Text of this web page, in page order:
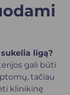
ligą?
gali būti
tačiau
klinikinę